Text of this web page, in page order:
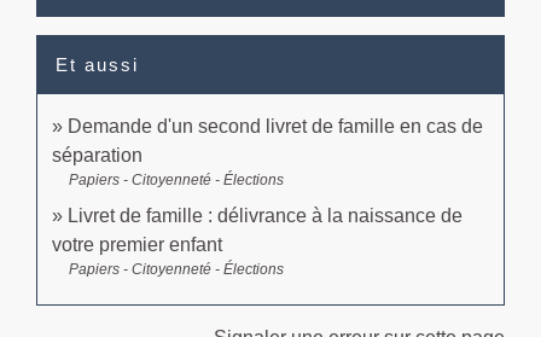
Et aussi
Demande d'un second livret de famille en cas de
séparation
Papiers - Citoyenneté - Élections
Livret de famille : délivrance à la naissance de
votre premier enfant
Papiers - Citoyenneté - Élections